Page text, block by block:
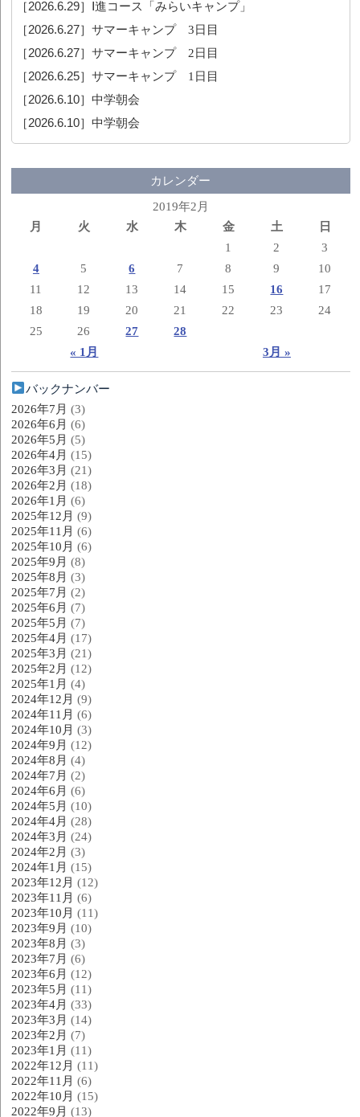
［2026.6.29］ Ⅰ進コース「みらいキャンプ」
［2026.6.27］サマーキャンプ 3日目
［2026.6.27］サマーキャンプ 2日目
［2026.6.25］サマーキャンプ 1日目
［2026.6.10］中学朝会
［2026.6.10］中学朝会
カレンダー
2019年2月
月
火 水 木 金 土 日
« 1月 3月 »
1 2
3
4
5 6 7 8 9
10
11
12 13 14 15 16
17
18
19 20 21 22 23
24
25
26 27 28
バックナンバー
2026年7月 (3)
2026年6月 (6)
2026年5月 (5)
2026年4月 (15)
2026年3月 (21)
2026年2月 (18)
2026年1月 (6)
2025年12月 (9)
2025年11月 (6)
2025年10月 (6)
2025年9月 (8)
2025年8月 (3)
2025年7月 (2)
2025年6月 (7)
2025年5月 (7)
2025年4月 (17)
2025年3月 (21)
2025年2月 (12)
2025年1月 (4)
2024年12月 (9)
2024年11月 (6)
2024年10月 (3)
2024年9月 (12)
2024年8月 (4)
2024年7月 (2)
2024年6月 (6)
2024年5月 (10)
2024年4月 (28)
2024年3月 (24)
2024年2月 (3)
2024年1月 (15)
2023年12月 (12)
2023年11月 (6)
2023年10月 (11)
2023年9月 (10)
2023年8月 (3)
2023年7月 (6)
2023年6月 (12)
2023年5月 (11)
2023年4月 (33)
2023年3月 (14)
2023年2月 (7)
2023年1月 (11)
2022年12月 (11)
2022年11月 (6)
2022年10月 (15)
2022年9月 (13)